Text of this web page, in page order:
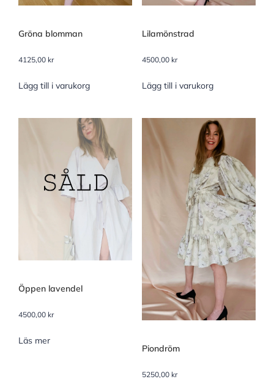
Gröna blomman
4125,00 kr
Lägg till i varukorg
Lilamönstrad
4500,00 kr
Lägg till i varukorg
Öppen lavendel
4500,00 kr
Läs mer
Piondröm
5250,00 kr